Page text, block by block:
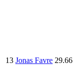
13 Jonas Favre 29.66